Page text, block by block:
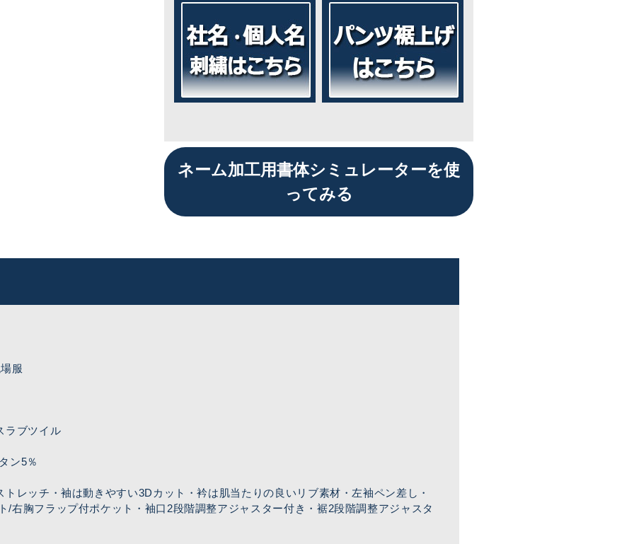
ネーム加工用書体シミュレーターを使
ってみる
服
ラブツイル
ン5％
レッチ・袖は動きやすい3Dカット・衿は肌当たりの良いリブ素材・左袖ペン差し・
/右胸フラップ付ポケット・袖口2段階調整アジャスター付き・裾2段階調整アジャスタ